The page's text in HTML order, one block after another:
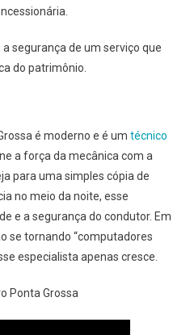
segurança de um serviço que
do patrimônio.
é moderno e é um técnico
a força da mecânica com a
para uma simples cópia de
no meio da noite, esse
e a segurança do condutor. Em
se tornando “computadores
especialista apenas cresce.
Ponta Grossa